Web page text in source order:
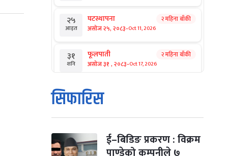
२५
आइत
घटस्थापना
असोज २५, २०८३-Oct 11, 2026
२ महिना बाँकी
३१
शनि
फूलपाती
असोज ३१ , २०८३-Oct 17, 2026
२ महिना बाँकी
१
आइत
कार्तिक सङ्क्रान्ति
कार्तिक १, २०८३
मंगल कार्तिक ३, २०८३-Oct 20, 2026
सिफारिस
ई–बिडिङ प्रकरण : विक्रम